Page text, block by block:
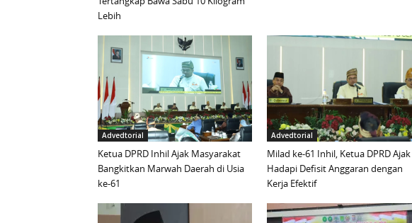
Lebih
Advedtorial
Ketua DPRD Inhil Ajak Masyarakat
Bangkitkan Marwah Daerah di Usia
ke-61
Advedtorial
Milad ke-61 Inhil, Ketua DPRD Ajak
Hadapi Defisit Anggaran dengan
Kerja Efektif